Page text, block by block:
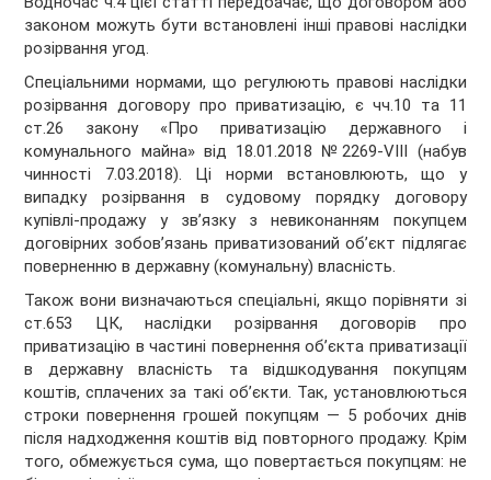
законом можуть бути встановлені інші правові наслідки
розірвання угод.
Спеціальними нормами, що регулюють правові наслідки
розірвання договору про приватизацію, є чч.10 та 11
ст.26 закону «Про приватизацію державного і
комунального майна» від 18.01.2018 №2269-VIII (набув
чинності 7.03.2018). Ці норми встановлюють, що у
випадку розірвання в судовому порядку договору
купівлі-продажу у зв’язку з невиконанням покупцем
договірних зобов’язань приватизований об’єкт підлягає
поверненню в державну (комунальну) власність.
Також вони визначаються спеціальні, якщо порівняти зі
ст.653 ЦК, наслідки розірвання договорів про
приватизацію в частині повернення об’єкта приватизації
в державну власність та відшкодування покупцям
коштів, сплачених за такі об’єкти. Так, установлюються
строки повернення грошей покупцям — 5 робочих днів
після надходження коштів від повторного продажу. Крім
того, обмежується сума, що повертається покупцям: не